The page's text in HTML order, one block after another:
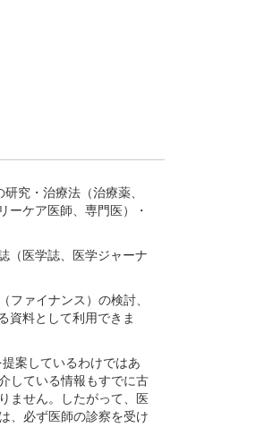
究・治療法（治療薬、
ケア医師、専門医）・
（医学誌、医学ジャーナ
ァイナンス）の検討、
資料として利用できま
案しているわけではあ
している情報もすでに古
ません。したがって、医
、必ず医師の診察を受け